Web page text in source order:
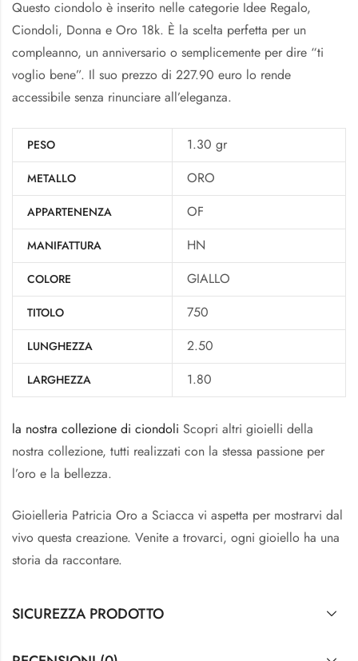
Questo ciondolo è inserito nelle categorie Idee Regalo,
Ciondoli, Donna e Oro 18k. È la scelta perfetta per un
compleanno, un anniversario o semplicemente per dire “ti
voglio bene”. Il suo prezzo di 227.90 euro lo rende
accessibile senza rinunciare all’eleganza.
PESO 1.30 gr
METALLO ORO
APPARTENENZA OF
MANIFATTURA HN
COLORE GIALLO
TITOLO 750
LUNGHEZZA 2.50
LARGHEZZA 1.80
la nostra collezione di ciondoli Scopri altri gioielli della
nostra collezione, tutti realizzati con la stessa passione per
l’oro e la bellezza.
Gioielleria Patricia Oro a Sciacca vi aspetta per mostrarvi dal
vivo questa creazione. Venite a trovarci, ogni gioiello ha una
storia da raccontare.
SICUREZZA PRODOTTO